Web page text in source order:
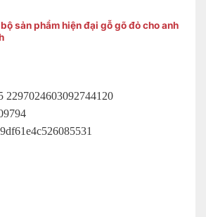
sản phẩm hiện đại gỗ gõ đỏ cho anh